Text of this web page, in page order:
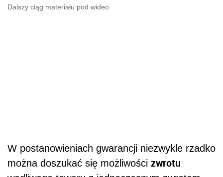
Dalszy ciąg materiału pod wideo
W postanowieniach gwarancji niezwykle rzadko
można doszukać się możliwości zwrotu